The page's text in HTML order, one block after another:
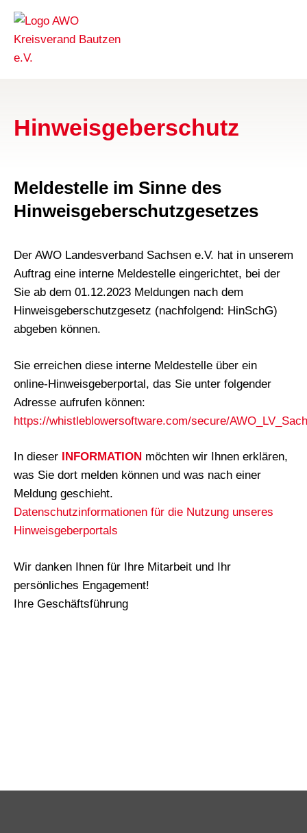
Hinweisgeberschutz
Meldestelle im Sinne des
Hinweisgeberschutzgesetzes
Der AWO Landesverband Sachsen e.V. hat in unserem
Auftrag eine interne Meldestelle eingerichtet, bei der
Sie ab dem 01.12.2023 Meldungen nach dem
Hinweisgeberschutzgesetz (nachfolgend: HinSchG)
abgeben können.
Sie erreichen diese interne Meldestelle über ein
online-Hinweisgeberportal, das Sie unter folgender
Adresse aufrufen können:
https://whistleblowersoftware.com/secure/
In dieser INFORMATION möchten wir Ihnen erklären,
was Sie dort melden können und was nach einer
Meldung geschieht.
Datenschutzinformationen für die Nutzung unseres
Hinweisgeberportals
Wir danken Ihnen für Ihre Mitarbeit und Ihr
persönliches Engagement!
Ihre Geschäftsführung